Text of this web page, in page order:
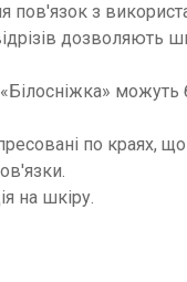
пов'язок з
дозволяють
по краях,
на шкіру.